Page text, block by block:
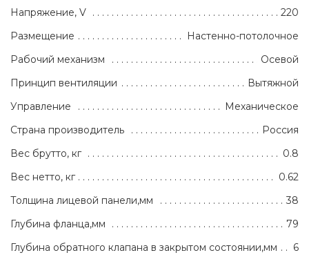
Напряжение, V
220
Размещение
Настенно-потолочное
Рабочий механизм
Осевой
Принцип вентиляции
Вытяжной
Управление
Механическое
Страна производитель
Россия
Вес брутто, кг
0.8
Вес нетто, кг
0.62
Толщина лицевой панели,мм
38
Глубина фланца,мм
79
Глубина обратного клапана в закрытом состоянии,мм
6